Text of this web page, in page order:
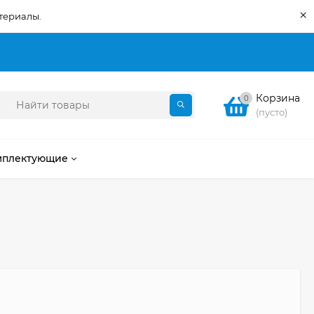
×
0 Корзина
(пусто)